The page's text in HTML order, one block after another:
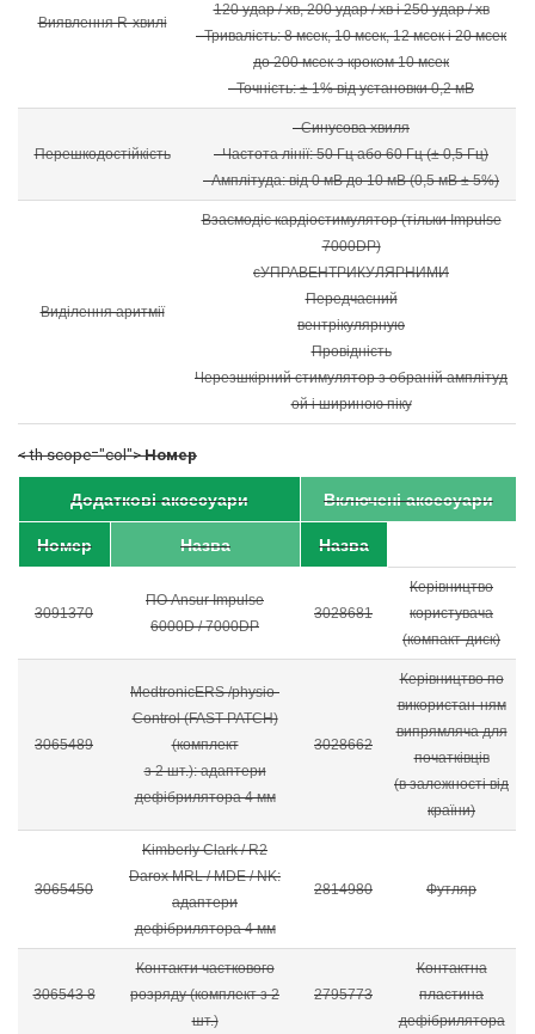
Виявлення R-хвилі
120 удар / хв, 200 удар / хв і 250 удар / хв
- Тривалість: 8 мсек, 10 мсек, 12 мсек і 20 мсек
до 200 мсек з кроком 10 мсек
- Точність: ± 1% від установки 0,2 мВ
Перешкодостійкість
- Синусова хвиля
- Частота лінії: 50 Гц або 60 Гц (± 0,5 Гц)
- Амплітуда: від 0 мВ до 10 мВ (0,5 мВ ± 5%)
Виділення аритмії
Взаємодіє кардіостимулятор (тільки Impulse
7000DP)
сУПРАВЕНТРИКУЛЯРНИМИ
Передчасний
вентрікулярную
Провідність
Черезшкірний стимулятор з обраній амплітуд
ой і шириною піку
< th scope="col">Номер
Додатковіаксесуари Включені аксесуари
Номер Назва Назва
3091370
ПО Ansur Impulse
6000D / 7000DP
3028681
Керівництво
користувача
(компакт-диск)
3065489
MedtronicERS /physio-
Control (FAST PATCH)
(комплект
з 2 шт.): адаптери
дефібрилятора 4 мм
3028662
Керівництво по
використан-ням
випрямляча для
початківців
(в залежності від
країни)
3065450
Kimberly Clark / R2
Darox MRL / MDE / NK:
адаптери
дефібрилятора 4 мм
2814980 Футляр
306543 8
Контакти часткового
розряду (комплект з 2
шт.)
2795773
Контактна
пластина
дефібрилятора